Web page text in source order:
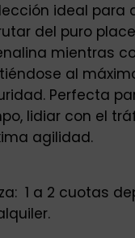
ideal para
del puro
mientras
al
Perfecta
lidiar con el
agilidad.
1 a 2 cuotas